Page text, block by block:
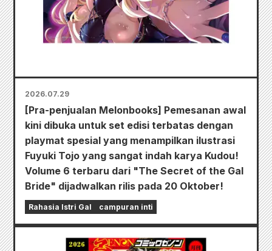
2026.07.29
[Pra-penjualan Melonbooks] Pemesanan awal
kini dibuka untuk set edisi terbatas dengan
playmat spesial yang menampilkan ilustrasi
Fuyuki Tojo yang sangat indah karya Kudou!
Volume 6 terbaru dari "The Secret of the Gal
Bride" dijadwalkan rilis pada 20 Oktober!
Rahasia Istri Gal campuran inti